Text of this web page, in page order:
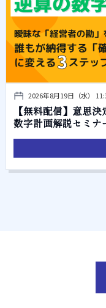
2026年8月19日（水）
【無料配信】意思
数字計画解説セミナ